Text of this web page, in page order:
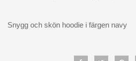
Snygg och skön hoodie i färgen navy